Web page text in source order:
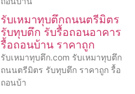
รับเหมาทุบตึกถนนตรีมิตร
รับทุบตึก รับรื้อถอนอาคาร
รื้อถอนบ้าน ราคาถูก
รับเหมาทุบตึก.com รับเหมาทุบตึก
ถนนตรีมิตร รับทุบตึก ราคาถูก รื้อ
ถอนบ้า